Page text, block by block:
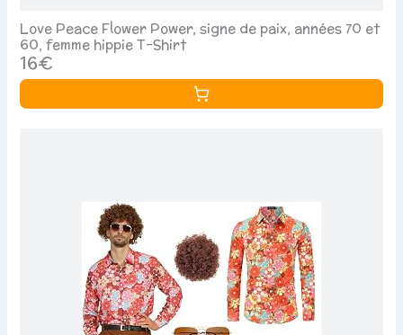
Love Peace Flower Power, signe de paix, années 70 et
60, femme hippie T-Shirt
16€